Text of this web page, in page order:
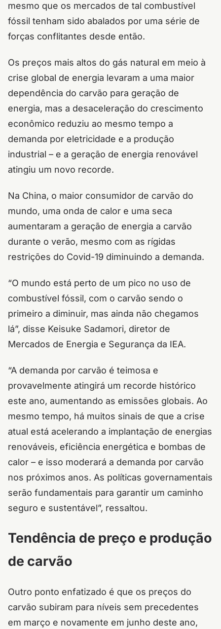
mesmo que os mercados de tal combustível
fóssil tenham sido abalados por uma série de
forças conflitantes desde então.
Os preços mais altos do gás natural em meio à
crise global de energia levaram a uma maior
dependência do carvão para geração de
energia, mas a desaceleração do crescimento
econômico reduziu ao mesmo tempo a
demanda por eletricidade e a produção
industrial – e a geração de energia renovável
atingiu um novo recorde.
Na China, o maior consumidor de carvão do
mundo, uma onda de calor e uma seca
aumentaram a geração de energia a carvão
durante o verão, mesmo com as rígidas
restrições do Covid-19 diminuindo a demanda.
“O mundo está perto de um pico no uso de
combustível fóssil, com o carvão sendo o
primeiro a diminuir, mas ainda não chegamos
lá”, disse Keisuke Sadamori, diretor de
Mercados de Energia e Segurança da IEA.
“A demanda por carvão é teimosa e
provavelmente atingirá um recorde histórico
este ano, aumentando as emissões globais. Ao
mesmo tempo, há muitos sinais de que a crise
atual está acelerando a implantação de energias
renováveis, eficiência energética e bombas de
calor – e isso moderará a demanda por carvão
nos próximos anos. As políticas governamentais
serão fundamentais para garantir um caminho
seguro e sustentável”, ressaltou.
Tendência de preço e produção
de carvão
Outro ponto enfatizado é que os preços do
carvão subiram para níveis sem precedentes
em março e novamente em junho deste ano,